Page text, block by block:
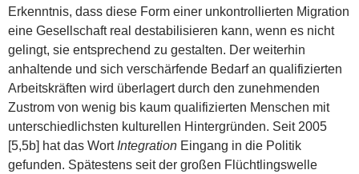
Erkenntnis, dass diese Form einer unkontrollierten Migration
eine Gesellschaft real destabilisieren kann, wenn es nicht
gelingt, sie entsprechend zu gestalten. Der weiterhin
anhaltende und sich verschärfende Bedarf an qualifizierten
Arbeitskräften wird überlagert durch den zunehmenden
Zustrom von wenig bis kaum qualifizierten Menschen mit
unterschiedlichsten kulturellen Hintergründen. Seit 2005
[5,5b] hat das Wort Integration Eingang in die Politik
gefunden. Spätestens seit der großen Flüchtlingswelle